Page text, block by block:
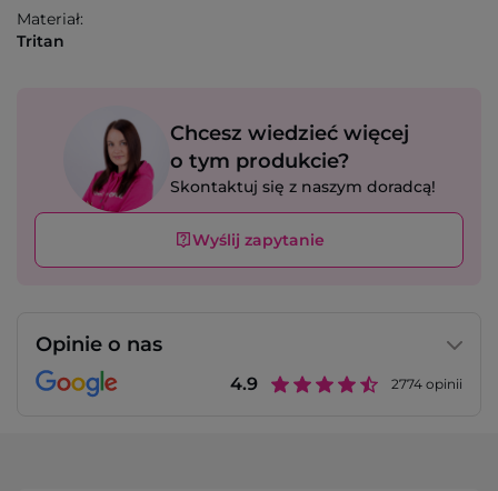
Materiał:
Tritan
Chcesz wiedzieć więcej
o tym produkcie?
Skontaktuj się z naszym doradcą!
Wyślij zapytanie
Opinie o nas
4.9 2774 opinii